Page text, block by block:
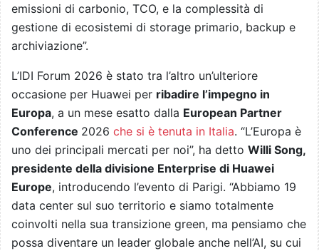
emissioni di carbonio, TCO, e la complessità di
gestione di ecosistemi di storage primario, backup e
archiviazione”.
L’IDI Forum 2026 è stato tra l’altro un’ulteriore
occasione per Huawei per ribadire l’impegno in
Europa, a un mese esatto dalla European Partner
Conference 2026 che si è tenuta in Italia. “L’Europa è
uno dei principali mercati per noi”, ha detto Willi Song,
presidente della divisione Enterprise di Huawei
Europe, introducendo l’evento di Parigi. “Abbiamo 19
data center sul suo territorio e siamo totalmente
coinvolti nella sua transizione green, ma pensiamo che
possa diventare un leader globale anche nell’AI, su cui